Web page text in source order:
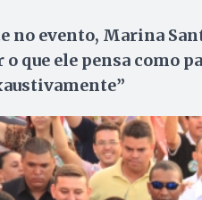
no evento, Marina
que ele pensa como